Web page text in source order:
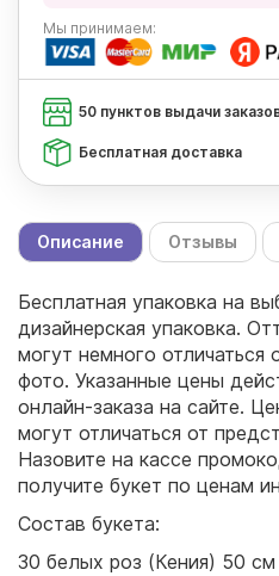
Мы принимаем:
50 пунктов выдачи
Бесплатная доставка
Описание Отзывы
Бесплатная упаковка на
дизайнерская упаковка.
могут немного отличаться
фото. Указанные цены
онлайн-заказа на сайте.
могут отличаться от
Назовите на кассе
получите букет по ценам
Состав букета:
30 белых роз (Кения) 50 см